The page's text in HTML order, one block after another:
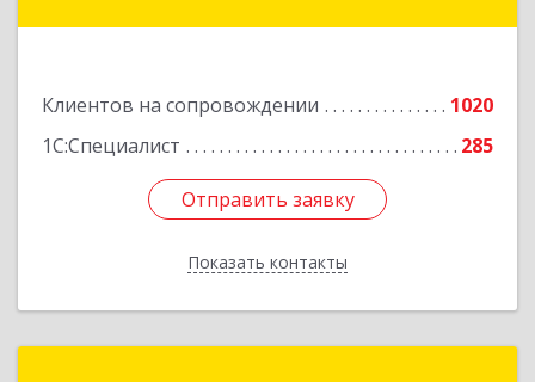
Клиентов на сопровождении
1020
1С:Специалист
285
Отправить заявку
Показать контакты
Отправить заявку
Назад